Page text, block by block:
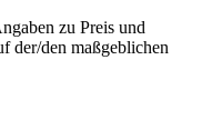
zu Preis und
der/den maßgeblichen